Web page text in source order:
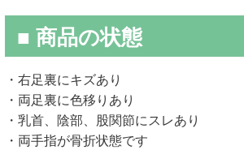
■ 商品の状態
・右足裏にキズあり
・両足裏に色移りあり
・乳首、陰部、股関節にスレあり
・両手指が骨折状態です